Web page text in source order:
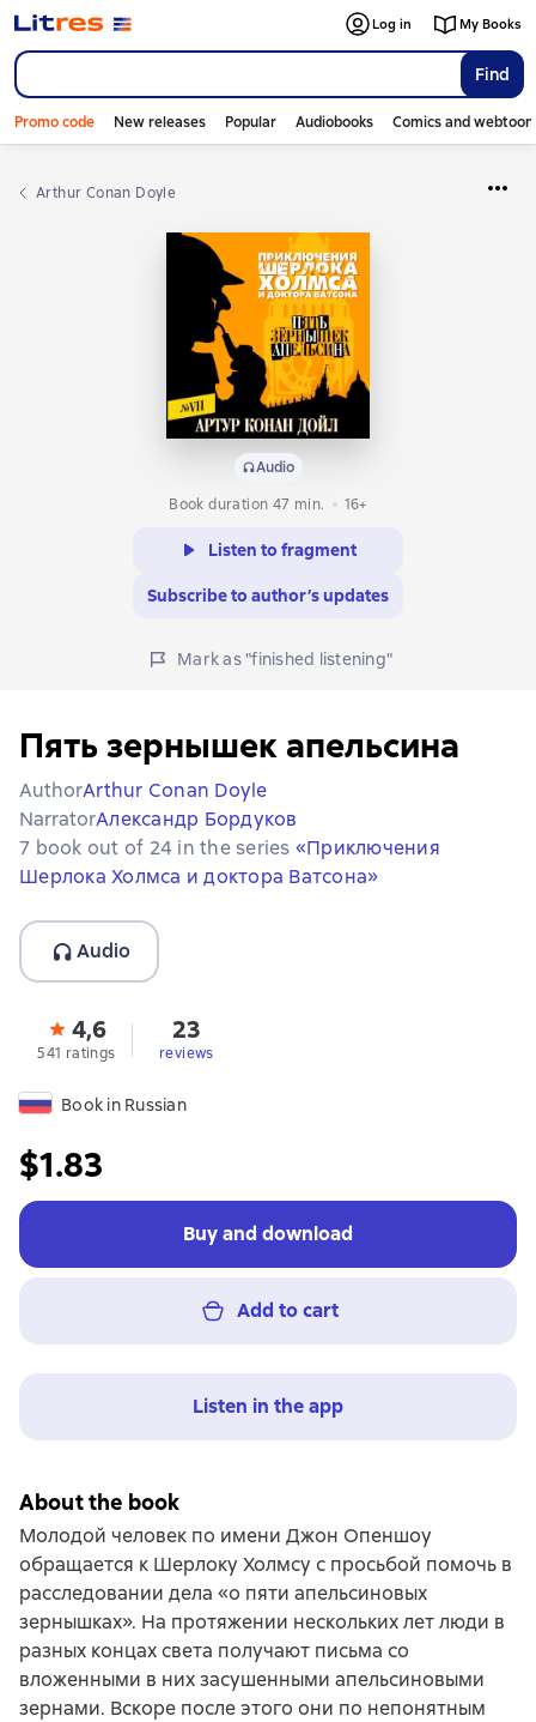
Find
Log in My Books
Promo code New releases Popular Audiobooks Comics and
Arthur Conan Doyle
Audio
Book duration 47 min.
16+
Listen to fragment
Subscribe to author’s updates
Mark as "finished listening"
Пять зернышек апельсина
AuthorArthur Conan Doyle
NarratorАлександр Бордуков
7 book out of 24 in the series «Приключения
Шерлока Холмса и доктора Ватсона»
Audio
4,6
541 ratings
23
reviews
Book in Russian
$1.83
Buy and download
Add to cart
Listen in the app
About the book
Молодой человек по имени Джон Опеншоу
обращается к Шерлоку Холмсу с просьбой помочь в
расследовании дела «о пяти апельсиновых
зернышках». На протяжении нескольких лет люди в
разных концах света получают письма со
вложенными в них засушенными апельсиновыми
зернами. Вскоре после этого они по непонятным